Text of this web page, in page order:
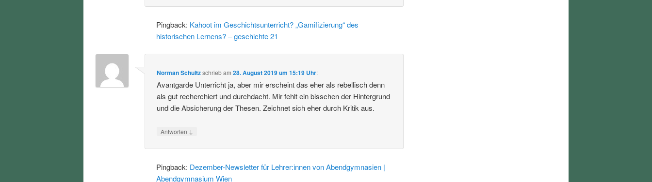
Pingback: Kahoot im Geschichtsunterricht? „Gamifizierung“ des
historischen Lernens? – geschichte 21
Norman Schultzschriebam28. August 2019 um 15:19 Uhr:
Avantgarde Unterricht ja, aber mir erscheint das eher als rebellisch denn
als gut recherchiert und durchdacht. Mir fehlt ein bisschen der Hintergrund
und die Absicherung der Thesen. Zeichnet sich eher durch Kritik aus.
Antworten ↓
Pingback: Dezember-Newsletter für Lehrer:innen von Abendgymnasien |
Abendgymnasium Wien